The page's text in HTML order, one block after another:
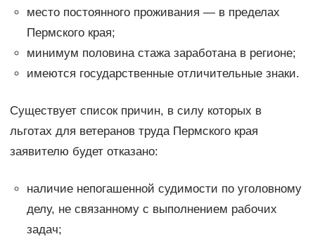
место постоянного проживания — в пределах
Пермского края;
минимум половина стажа заработана в регионе;
имеются государственные отличительные знаки.
Существует список причин, в силу которых в
льготах для ветеранов труда Пермского края
заявителю будет отказано:
наличие непогашенной судимости по уголовному
делу, не связанному с выполнением рабочих
задач;